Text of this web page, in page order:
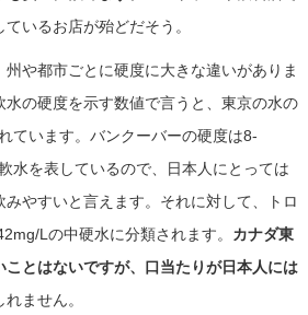
いるお店が殆どだそう。
や都市ごとに硬度に大きな違いがありま
の硬度を示す数値で言うと、東京の水の
ています。バンクーバーの硬度は8-
水を表しているので、日本人にとっては
やすいと言えます。それに対して、トロ
Lの中硬水に分類されます。 カナダ東
とはないですが、口当たりが日本人には
れません。